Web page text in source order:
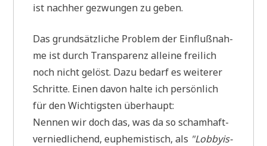
ist nach­her gezwun­gen zu geben.
Das grund­sätz­li­che Pro­blem der Ein­fluß­nah­
me ist durch Trans­pa­renz allei­ne frei­lich
noch nicht gelöst. Dazu bedarf es wei­te­rer
Schrit­te. Einen davon hal­te ich per­sön­lich
für den Wich­tig­sten überhaupt:
Nen­nen wir doch das, was da so scham­haft-
ver­nied­li­chend, euphe­mi­stisch, als "Lob­by­is­